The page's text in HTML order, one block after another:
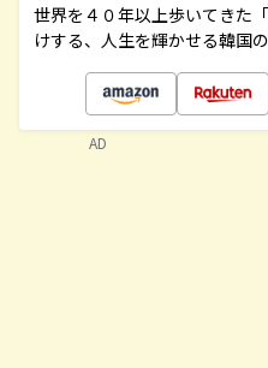
世界を４０年以上歩いてきた
けする、人生を輝かせる韓国
AD